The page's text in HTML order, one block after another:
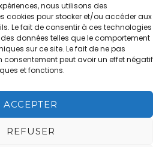
nous utilisons des
cookies pour stocker et/ou accéder aux
Le fait de consentir à ces technologies
données telles que le comportement
sur ce site. Le fait de ne pas
consentement peut avoir un effet négatif
et fonctions.
ACCEPTER
REFUSER
de Batisse - Website by